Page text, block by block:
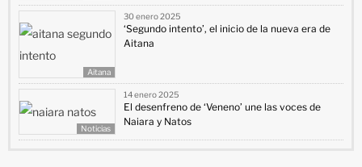
Aitana
30 enero 2025
‘Segundo intento’, el inicio de la nueva era de
Aitana
Noticias
14 enero 2025
El desenfreno de ‘Veneno’ une las voces de
Naiara y Natos